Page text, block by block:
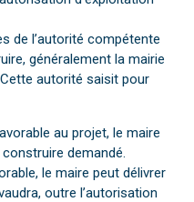
de l’autorité compétente
généralement la mairie
autorité saisit pour
au projet, le maire
demandé.
le maire peut délivrer
outre l’autorisation